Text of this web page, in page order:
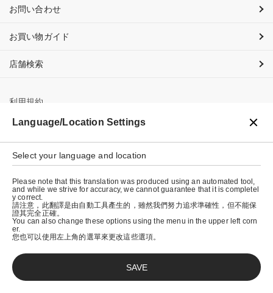
お問い合わせ
お買い物ガイド
店舗検索
利用規約
プライバシーポリシー
特定商取引法に基づく表示
会社概要
© graniph inc.
Language/Location Settings
Select your language and location
Please note that this translation was produced using an automated tool,
and while we strive for accuracy, we cannot guarantee that it is completel
y correct.
請注意，此翻譯是由自動工具產生的，雖然我們努力追求準確性，但不能保
證其完全正確。
You can also change these options using the menu in the upper left corn
er.
您也可以使用左上角的選單來更改這些選項。
SAVE